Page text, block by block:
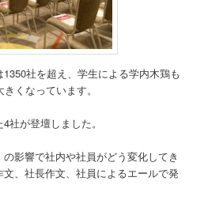
社を超え、学生による学内木鶏も
くなっています。
社が登壇しました。
影響で社内や社員がどう変化してき
、社長作文、社員によるエールで発